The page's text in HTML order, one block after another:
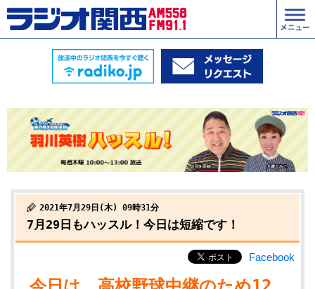
2021年7月29日(木) 09時31分
7月29日もハッスル！今日は短縮です！
Facebook